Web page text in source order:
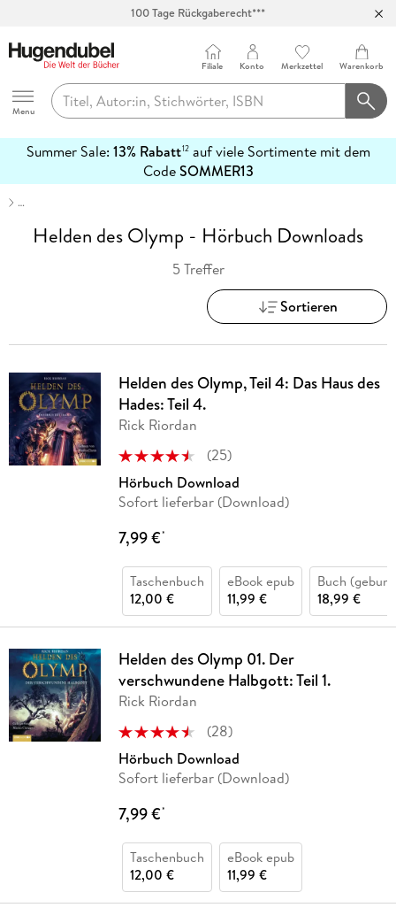
100 Tage Rückgaberecht***
Hugendubel
Menu
Filiale Konto Merkzettel Warenkorb
Summer Sale: 13% Rabatt12auf viele Sortimente mit dem
CodeSOMMER13
erfahren
…
Helden des Olymp - Hörbuch Downloads
5 Treffer
Sortieren
Helden des Olymp, Teil 4: Das Haus des
Hades: Teil 4.
Rick Riordan
(25)
Hörbuch Download
Sofort lieferbar (Download)
7,99 €*
Taschenbuch
12,00 €
eBook epub
11,99 €
Buch
18,99 €
Helden des Olymp 01. Der
verschwundene Halbgott: Teil 1.
Rick Riordan
(28)
Hörbuch Download
Sofort lieferbar (Download)
7,99 €*
Taschenbuch
12,00 €
eBook epub
11,99 €